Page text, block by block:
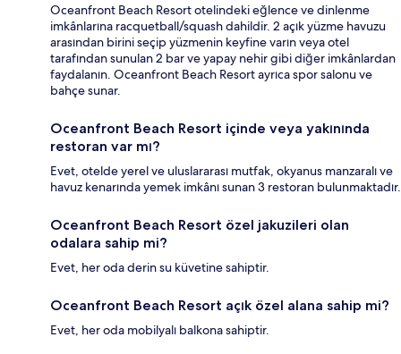
Oceanfront Beach Resort otelindeki eğlence ve dinlenme
imkânlarına racquetball/squash dahildir. 2 açık yüzme havuzu
arasından birini seçip yüzmenin keyfine varın veya otel
tarafından sunulan 2 bar ve yapay nehir gibi diğer imkânlardan
faydalanın. Oceanfront Beach Resort ayrıca spor salonu ve
bahçe sunar.
Oceanfront Beach Resort içinde veya yakınında
restoran var mı?
Evet, otelde yerel ve uluslararası mutfak, okyanus manzaralı ve
havuz kenarında yemek imkânı sunan 3 restoran bulunmaktadır.
Oceanfront Beach Resort özel jakuzileri olan
odalara sahip mi?
Evet, her oda derin su küvetine sahiptir.
Oceanfront Beach Resort açık özel alana sahip mi?
Evet, her oda mobilyalı balkona sahiptir.